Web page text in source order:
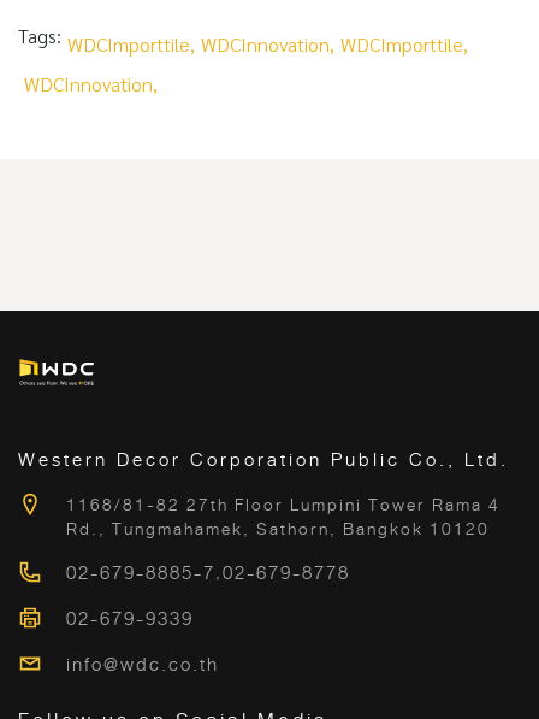
Tags: WDCImporttile, WDCInnovation, WDCImporttile,
WDCInnovation,
Western Decor Corporation Public Co., Ltd.
1168/81-82 27th Floor Lumpini Tower Rama 4
Rd., Tungmahamek, Sathorn, Bangkok 10120
02-679-8885-7,02-679-8778
02-679-9339
info@wdc.co.th